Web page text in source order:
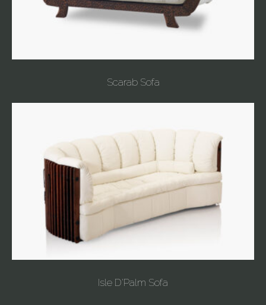
Scarab Sofa
Isle D'Palm Sofa